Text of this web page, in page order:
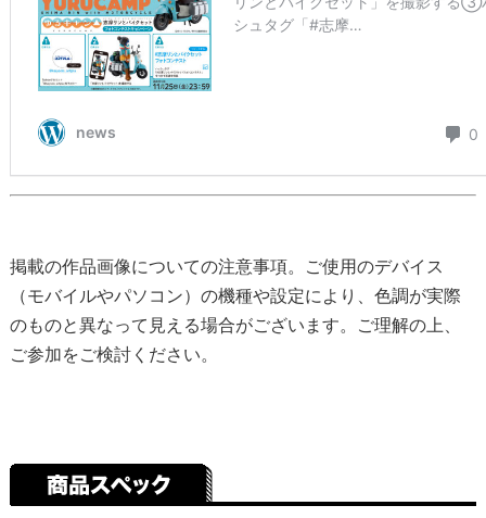
掲載の作品画像についての注意事項。ご使用のデバイス
（モバイルやパソコン）の機種や設定により、色調が実際
のものと異なって見える場合がございます。ご理解の上、
ご参加をご検討ください。